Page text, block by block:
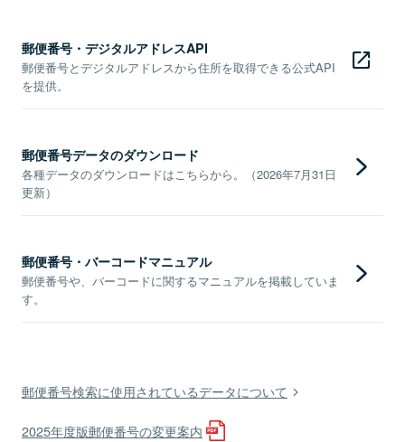
郵便番号・デジタルアドレスAPI
郵便番号とデジタルアドレスから住所を取得できる公式API
を提供。
郵便番号データのダウンロード
各種データのダウンロードはこちらから。（2026年7月31日
更新）
郵便番号・バーコードマニュアル
郵便番号や、バーコードに関するマニュアルを掲載していま
す。
郵便番号検索に使用されているデータについて
2025年度版郵便番号の変更案内